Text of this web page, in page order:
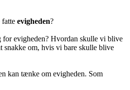
evigheden?
for evigheden? Hvordan skulle vi blive
snakke om, hvis vi bare skulle blive
kan tænke om evigheden. Som